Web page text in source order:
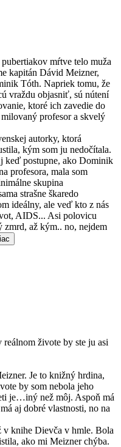
mŕtve telo muža
kapitán Dávid Meizner,
Tóth. Napriek tomu, že
vraždu objasniť, sú nútení
ktoré ich zavedie do
profesor a skvelý
autorky, ktorá
kým som ju nedočítala.
keď postupne, ako Dominik
profesora, mala som
skupina
strašne škaredo
ideálny, ale veď kto z nás
AIDS... Asi polovicu
zmrd, až kým.. no, nejdem
živote by ste ju asi
Je to knižný hrdina,
by som nebola jeho
je…iný než môj. Aspoň má
aj dobré vlastnosti, no na
v knihe Dievča v hmle. Bola
ako mi Meizner chýba.